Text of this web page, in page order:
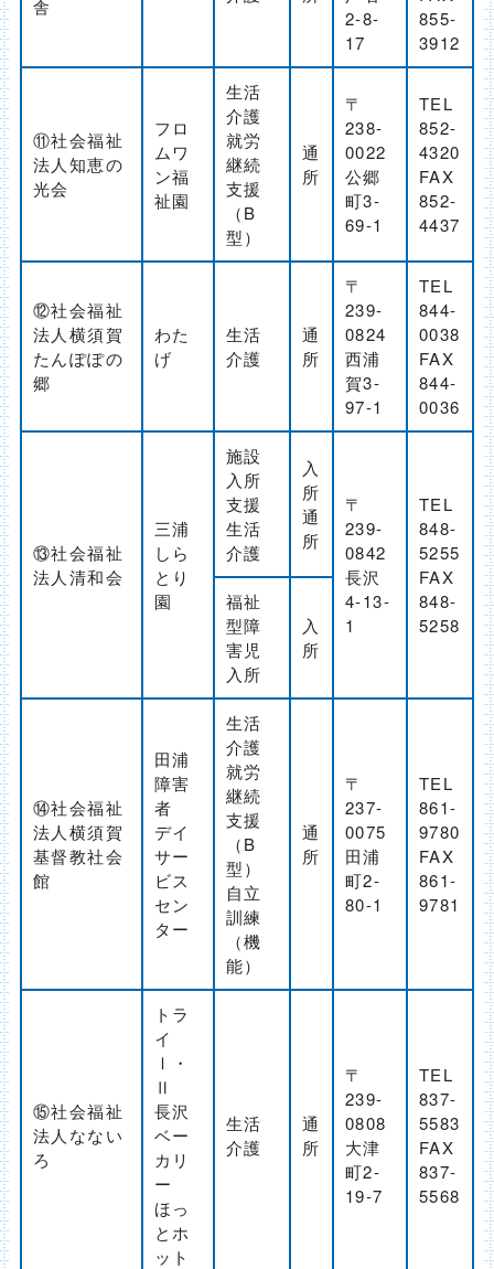
舎
2-8-
17
855-
3912
⑪社会福祉
法人知恵の
光会
フロ
ムワ
ン福
祉園
生活
介護
就労
継続
支援
（B
型）
通
所
〒
238-
0022
公郷
町3-
69-1
TEL
852-
4320
FAX
852-
4437
⑫社会福祉
法人横須賀
たんぽぽの
郷
わた
げ
生活
介護
通
所
〒
239-
0824
西浦
賀3-
97-1
TEL
844-
0038
FAX
844-
0036
⑬社会福祉
法人清和会
三浦
しら
とり
園
施設
入所
支援
生活
介護
入
所
通
所
〒
239-
0842
長沢
4-13-
1
TEL
848-
5255
FAX
848-
5258
福祉
型障
害児
入所
入
所
⑭社会福祉
法人横須賀
基督教社会
館
田浦
障害
者
デイ
サー
ビス
セン
ター
生活
介護
就労
継続
支援
（B
型）
自立
訓練
（機
能）
通
所
〒
237-
0075
田浦
町2-
80-1
TEL
861-
9780
FAX
861-
9781
⑮社会福祉
法人なない
ろ
トラ
イ
Ⅰ・
Ⅱ
長沢
ベー
カリ
ー
ほっ
とホ
ット
生活
介護
通
所
〒
239-
0808
大津
町2-
19-7
TEL
837-
5583
FAX
837-
5568